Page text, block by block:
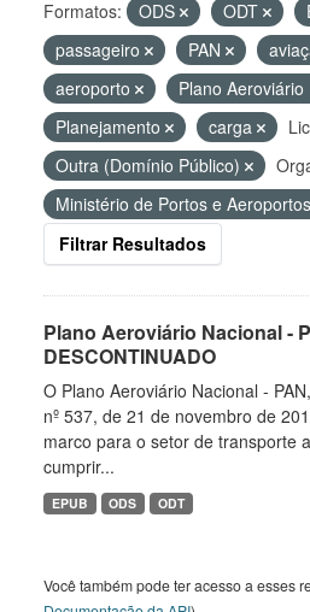
Formatos: ODS ODT
passageiro
PAN
aeroporto
Plano Aeroviário
Planejamento
carga
Outra (Domínio Público)
Ministério de Portos e Aeroportos
Filtrar Resultados
Plano Aeroviário Nacional -
DESCONTINUADO
O Plano Aeroviário Nacional -
nº 537, de 21 de novembro de
marco para o setor de transporte
cumprir...
EPUB ODS ODT
Você também pode ter acesso a esses